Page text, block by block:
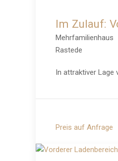
Im Zulauf:
Mehrfamilienhaus
Rastede
In attraktiver Lage
Preis auf Anfrage